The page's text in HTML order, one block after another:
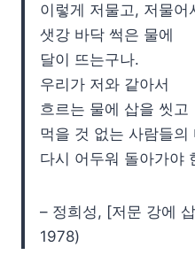
이렇게 저물고, 저물어
샛강 바닥 썩은 물에
달이 뜨는구나.
우리가 저와 같아서
흐르는 물에 삽을 씻고
먹을 것 없는 사람들의
다시 어두워 돌아가야
– 정희성, [저문 강에
1978)